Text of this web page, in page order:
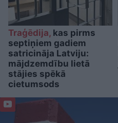
Traģēdija, kas pirms
septiņiem gadiem
satricināja Latviju:
mājdzemdību lietā
stājies spēkā
cietumsods